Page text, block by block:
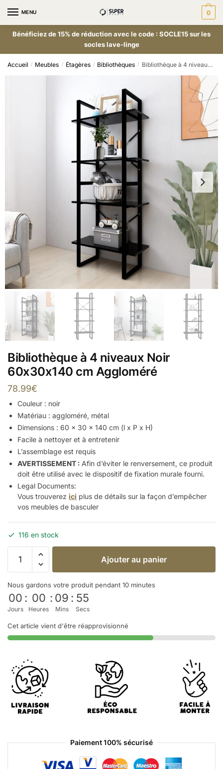
MENU 0
Bénéficiez de 15% de réduction avec le code : SOCLE15 sur les
socles lave-linge
Accueil / Meubles / Étagères / Bibliothèques / Bibliothèque à 4 niveaux Noir 60x30x140 cm Aggloméré
Bibliothèque à 4 niveaux Noir
60x30x140 cm Aggloméré
78.99€
Couleur : noir
Matériau : aggloméré, métal
Dimensions : 60 x 30 x 140 cm (l x P x H)
Facile à nettoyer et à entretenir
L’assemblage est requis
AVERTISSEMENT : Afin d’éviter le renversement, ce produit
doit être utilisé avec le dispositif de fixation murale fourni.
Legal Documents:
Vous trouverez ici plus de détails sur la façon d’empêcher
vos meubles de basculer
116 en stock
Ajouter au panier
Nous gardons votre produit pendant 10 minutes
00
Jours
: 00
Heures
: 09
Mins
: 54
Secs
Cet article vient d'être réapprovisionné
Paiement 100% sécurisé